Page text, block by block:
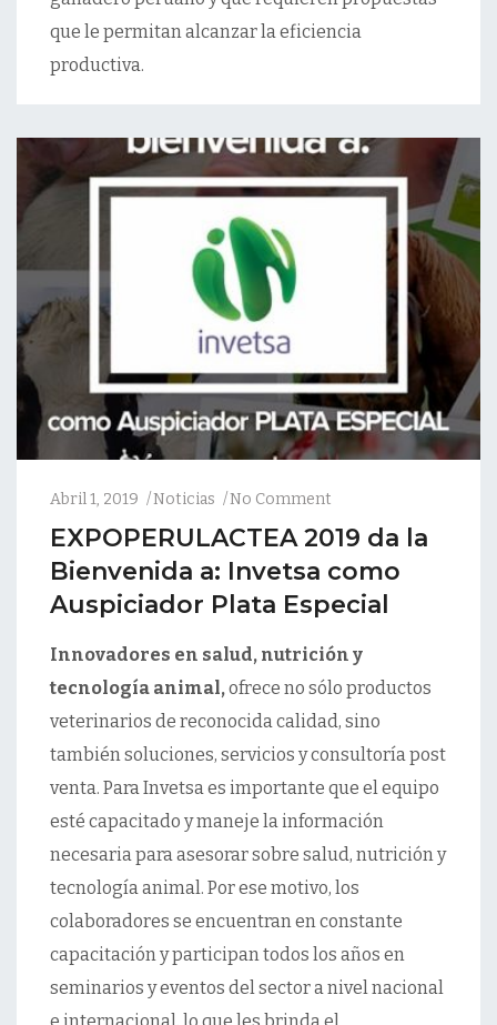
que le permitan alcanzar la eficiencia
productiva.
Abril 1, 2019 Noticias No Comment
EXPOPERULACTEA 2019 da la
Bienvenida a: Invetsa como
Auspiciador Plata Especial
Innovadores en salud, nutrición y
tecnología animal,ofrece no sólo productos
veterinarios de reconocida calidad, sino
también soluciones, servicios y consultoría post
venta. Para Invetsa es importante que el equipo
esté capacitado y maneje la información
necesaria para asesorar sobre salud, nutrición y
tecnología animal. Por ese motivo, los
colaboradores se encuentran en constante
capacitación y participan todos los años en
seminarios y eventos del sector a nivel nacional